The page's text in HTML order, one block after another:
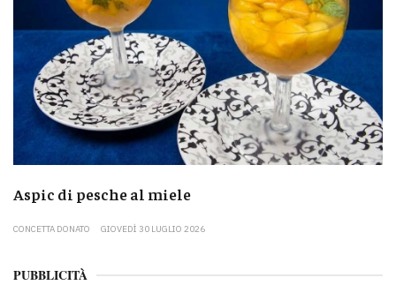
Aspic di pesche al miele
CONCETTA DONATO GIOVEDÌ 30 LUGLIO 2026
PUBBLICITÀ